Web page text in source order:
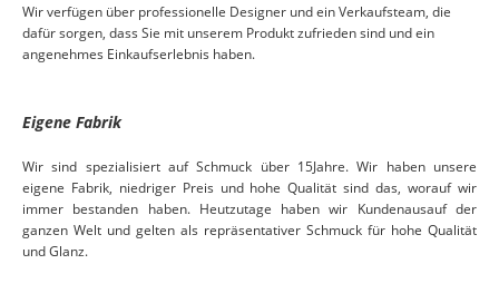
Wir verfügen über professionelle Designer und ein Verkaufsteam, die
dafür sorgen, dass Sie mit unserem Produkt zufrieden sind und ein
angenehmes Einkaufserlebnis haben.
Eigene Fabrik
Wir sind spezialisiert auf Schmuck über 15Jahre. Wir haben unsere
eigene Fabrik, niedriger Preis und hohe Qualität sind das, worauf wir
immer bestanden haben. Heutzutage haben wir Kundenausauf der
ganzen Welt und gelten als repräsentativer Schmuck für hohe Qualität
und Glanz.